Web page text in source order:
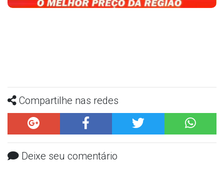
Compartilhe nas redes
Deixe seu comentário